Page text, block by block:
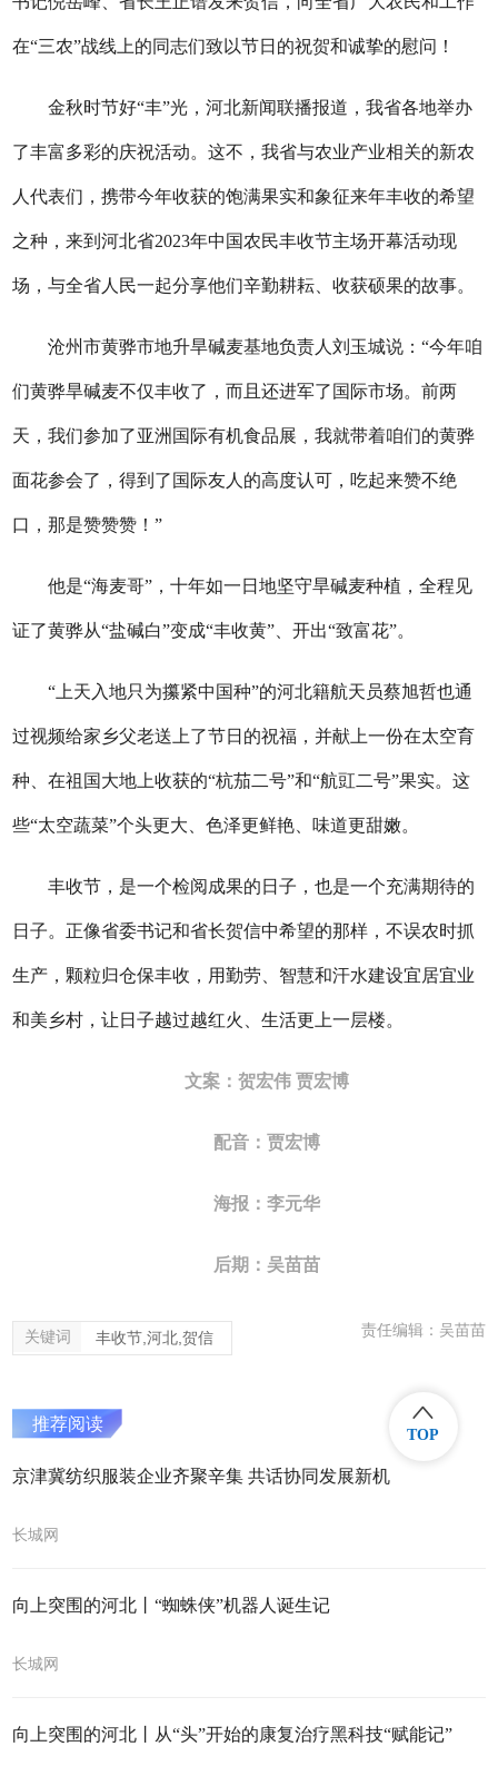
在“三农”战线上的同志们致以节日的祝贺和诚挚的慰问！
金秋时节好“丰”光，河北新闻联播报道，我省各地举办
了丰富多彩的庆祝活动。这不，我省与农业产业相关的新农
人代表们，携带今年收获的饱满果实和象征来年丰收的希望
之种，来到河北省2023年中国农民丰收节主场开幕活动现
场，与全省人民一起分享他们辛勤耕耘、收获硕果的故事。
沧州市黄骅市地升旱碱麦基地负责人刘玉城说：“今年咱
们黄骅旱碱麦不仅丰收了，而且还进军了国际市场。前两
天，我们参加了亚洲国际有机食品展，我就带着咱们的黄骅
面花参会了，得到了国际友人的高度认可，吃起来赞不绝
口，那是赞赞赞 ！”
他是“海麦哥”，十年如一日地坚守旱碱麦种植，全程见
证了黄骅从“盐碱白”变成“丰收黄”、开出“致富花”。
“上天入地只为攥紧中国种”的河北籍航天员蔡旭哲也通
过视频给家乡父老送上了节日的祝福，并献上一份在太空育
种、在祖国大地上收获的“杭茄二号”和“航豇二号”果实。这
些“太空蔬菜”个头更大、色泽更鲜艳、味道更甜嫩。
丰收节，是一个检阅成果的日子，也是一个充满期待的
日子。正像省委书记和省长贺信中希望的那样，不误农时抓
生产，颗粒归仓保丰收，用勤劳、智慧和汗水建设宜居宜业
和美乡村，让日子越过越红火、生活更上一层楼。
文案：贺宏伟 贾宏博
配音：贾宏博
海报：李元华
后期：吴苗苗
关键词 丰收节,河北,贺信 责任编辑：吴苗苗
推荐阅读
京津冀纺织服装企业齐聚辛集 共话协同发展新机
长城网
向上突围的河北丨“蜘蛛侠”机器人诞生记
长城网
向上突围的河北丨从“头”开始的康复治疗黑科技“赋能记”
TOP